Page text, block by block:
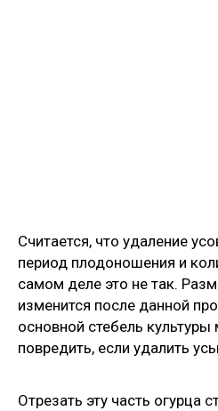
Считается, что удаление
период плодоношения и
самом деле это не так.
изменится после данной
основной стебель
повредить, если удалить
Отрезать эту часть огурца